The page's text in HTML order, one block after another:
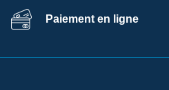
Paiement en ligne